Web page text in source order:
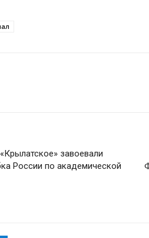
завоевали
России по академической